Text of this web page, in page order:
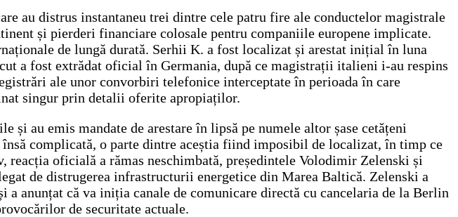
au distrus instantaneu trei dintre cele patru fire ale conductelor magistrale
și pierderi financiare colosale pentru companiile europene implicate.
de lungă durată. Serhii K. a fost localizat și arestat inițial în luna
a fost extrădat oficial în Germania, după ce magistrații italieni i-au respins
ale unor convorbiri telefonice interceptate în perioada în care
singur prin detalii oferite apropiaților.
au emis mandate de arestare în lipsă pe numele altor șase cetățeni
complicată, o parte dintre aceștia fiind imposibil de localizat, în timp ce
oficială a rămas neschimbată, președintele Volodimir Zelenski și
de distrugerea infrastructurii energetice din Marea Baltică. Zelenski a
anunțat că va iniția canale de comunicare directă cu cancelaria de la Berlin
de securitate actuale.